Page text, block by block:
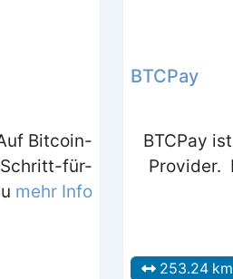
Bitcoin-
für-
mehr Info
BTCPay
BTCPay
Provider.
253.24 km